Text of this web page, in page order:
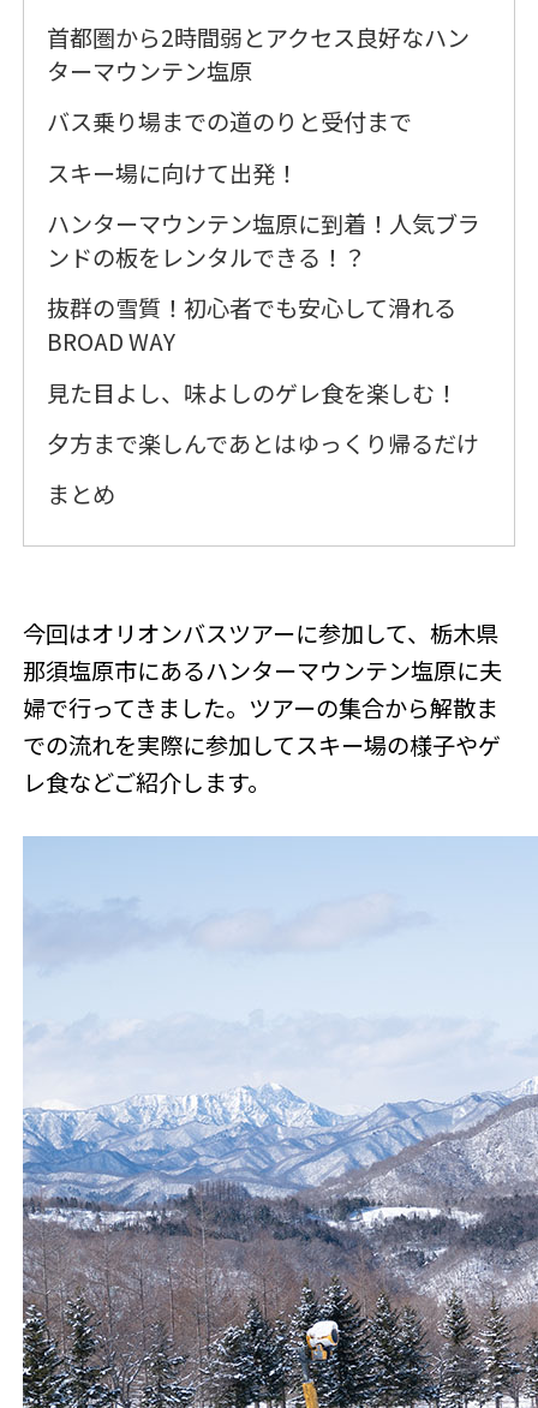
首都圏から2時間弱とアクセス良好なハン
ターマウンテン塩原
バス乗り場までの道のりと受付まで
スキー場に向けて出発！
ハンターマウンテン塩原に到着！人気ブラ
ンドの板をレンタルできる！？
抜群の雪質！初心者でも安心して滑れる
BROAD WAY
見た目よし、味よしのゲレ食を楽しむ！
夕方まで楽しんであとはゆっくり帰るだけ
まとめ
今回はオリオンバスツアーに参加して、栃木県
那須塩原市にあるハンターマウンテン塩原に夫
婦で行ってきました。ツアーの集合から解散ま
での流れを実際に参加してスキー場の様子やゲ
レ食などご紹介します。